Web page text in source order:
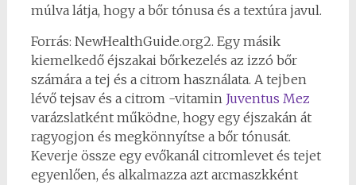
múlva látja, hogy a bőr tónusa és a textúra javul.
Forrás: NewHealthGuide.org2. Egy másik
kiemelkedő éjszakai bőrkezelés az izzó bőr
számára a tej és a citrom használata. A tejben
lévő tejsav és a citrom -vitamin Juventus Mez
varázslatként működne, hogy egy éjszakán át
ragyogjon és megkönnyítse a bőr tónusát.
Keverje össze egy evőkanál citromlevet és tejet
egyenlően, és alkalmazza azt arcmaszkként